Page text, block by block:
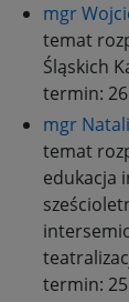
mgr
temat
Śląskich
termin:
mgr
temat
edukacja
termin: